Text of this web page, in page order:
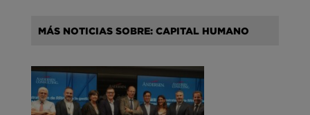
MÁS NOTICIAS SOBRE: CAPITAL HUMANO